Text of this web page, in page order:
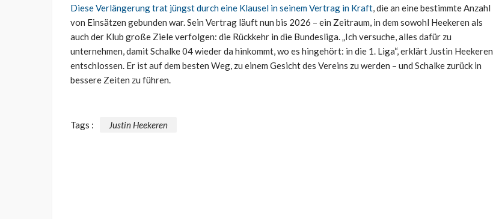
Diese Verlängerung trat jüngst durch eine Klausel in seinem Vertrag in Kraft, die an eine bestimmte Anzahl
von Einsätzen gebunden war. Sein Vertrag läuft nun bis 2026 – ein Zeitraum, in dem sowohl Heekeren als
auch der Klub große Ziele verfolgen: die Rückkehr in die Bundesliga. „Ich versuche, alles dafür zu
unternehmen, damit Schalke 04 wieder da hinkommt, wo es hingehört: in die 1. Liga“, erklärt Justin Heekeren
entschlossen. Er ist auf dem besten Weg, zu einem Gesicht des Vereins zu werden – und Schalke zurück in
bessere Zeiten zu führen.
Tags : Justin Heekeren